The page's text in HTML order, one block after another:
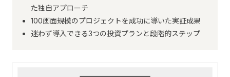
た独自アプローチ
100画面規模のプロジェクトを成功に導いた実証成果
迷わず導入できる3つの投資プランと段階的ステップ